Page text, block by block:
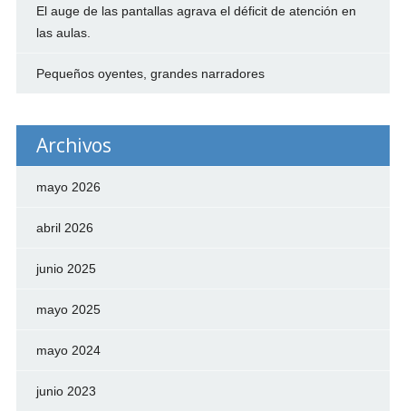
El auge de las pantallas agrava el déficit de atención en
las aulas.
Pequeños oyentes, grandes narradores
Archivos
mayo 2026
abril 2026
junio 2025
mayo 2025
mayo 2024
junio 2023